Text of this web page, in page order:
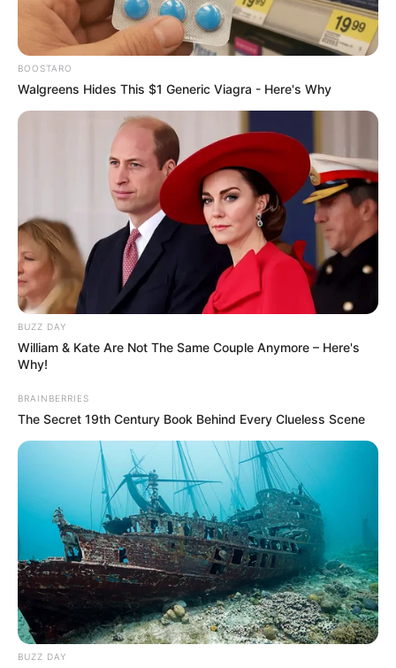
BOOSTARO
Walgreens Hides This $1 Generic Viagra - Here's Why
BUZZ DAY
William & Kate Are Not The Same Couple Anymore – Here's
Why!
BRAINBERRIES
The Secret 19th Century Book Behind Every Clueless Scene
BUZZ DAY